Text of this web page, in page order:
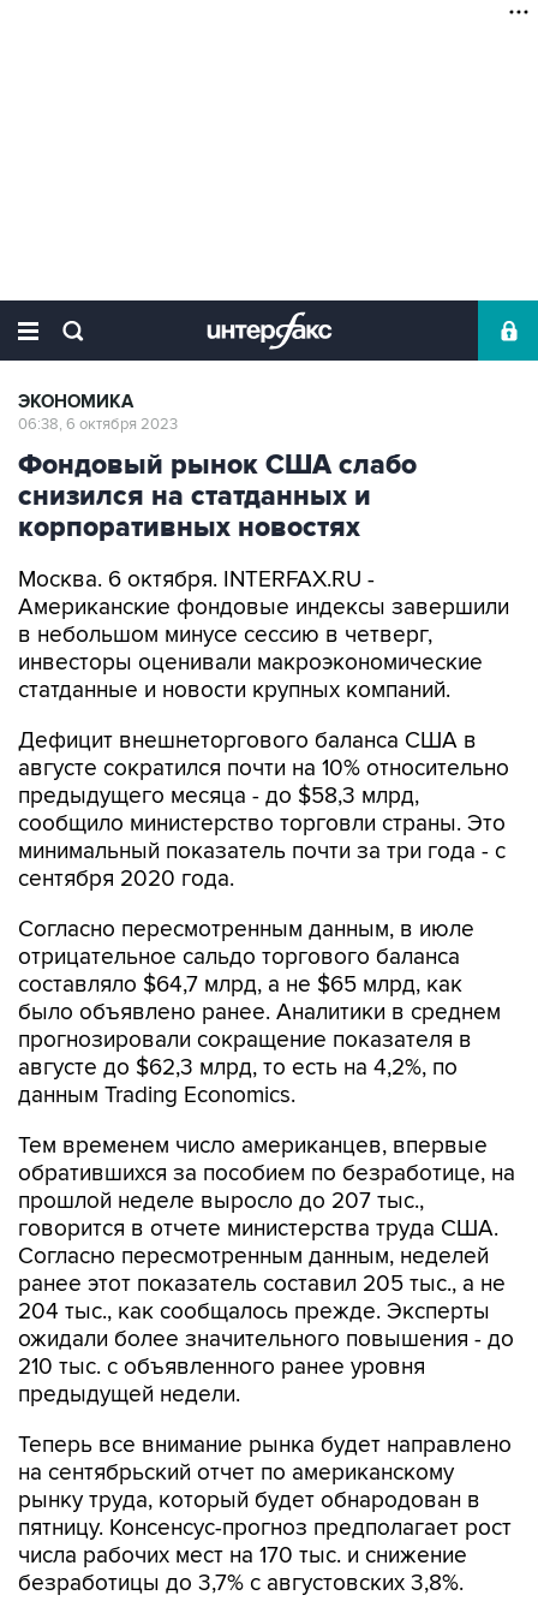
ЭКОНОМИКА
06:38, 6 октября 2023
Фондовый рынок США слабо
снизился на статданных и
корпоративных новостях
Москва. 6 октября. INTERFAX.RU -
Американские фондовые индексы завершили
в небольшом минусе сессию в четверг,
инвесторы оценивали макроэкономические
статданные и новости крупных компаний.
Дефицит внешнеторгового баланса США в
августе сократился почти на 10% относительно
предыдущего месяца - до $58,3 млрд,
сообщило министерство торговли страны. Это
минимальный показатель почти за три года - с
сентября 2020 года.
Согласно пересмотренным данным, в июле
отрицательное сальдо торгового баланса
составляло $64,7 млрд, а не $65 млрд, как
было объявлено ранее. Аналитики в среднем
прогнозировали сокращение показателя в
августе до $62,3 млрд, то есть на 4,2%, по
данным Trading Economics.
Тем временем число американцев, впервые
обратившихся за пособием по безработице, на
прошлой неделе выросло до 207 тыс.,
говорится в отчете министерства труда США.
Согласно пересмотренным данным, неделей
ранее этот показатель составил 205 тыс., а не
204 тыс., как сообщалось прежде. Эксперты
ожидали более значительного повышения - до
210 тыс. с объявленного ранее уровня
предыдущей недели.
Теперь все внимание рынка будет направлено
на сентябрьский отчет по американскому
рынку труда, который будет обнародован в
пятницу. Консенсус-прогноз предполагает рост
числа рабочих мест на 170 тыс. и снижение
безработицы до 3,7% с августовских 3,8%.